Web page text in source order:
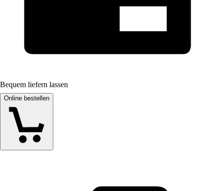
Bequem liefern lassen
Online bestellen